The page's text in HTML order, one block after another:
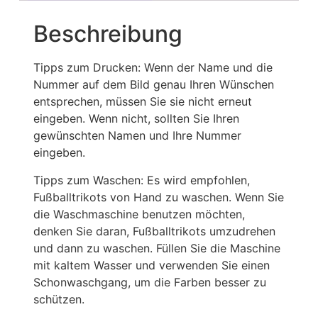
Beschreibung
Tipps zum Drucken: Wenn der Name und die
Nummer auf dem Bild genau Ihren Wünschen
entsprechen, müssen Sie sie nicht erneut
eingeben. Wenn nicht, sollten Sie Ihren
gewünschten Namen und Ihre Nummer
eingeben.
Tipps zum Waschen: Es wird empfohlen,
Fußballtrikots von Hand zu waschen. Wenn Sie
die Waschmaschine benutzen möchten,
denken Sie daran, Fußballtrikots umzudrehen
und dann zu waschen. Füllen Sie die Maschine
mit kaltem Wasser und verwenden Sie einen
Schonwaschgang, um die Farben besser zu
schützen.